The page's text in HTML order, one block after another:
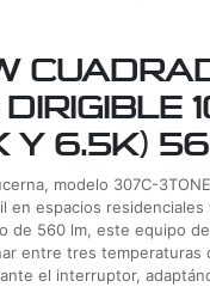
Y 6.5K)
modelo 307C-
en espacios
de 560 lm, este equipo
entre tres temperaturas
el interruptor,